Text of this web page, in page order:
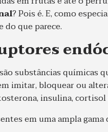
? Pois é. E, como
do que parece.
são substâncias químicas
imitar, bloquear ou
insulina,
em uma ampla